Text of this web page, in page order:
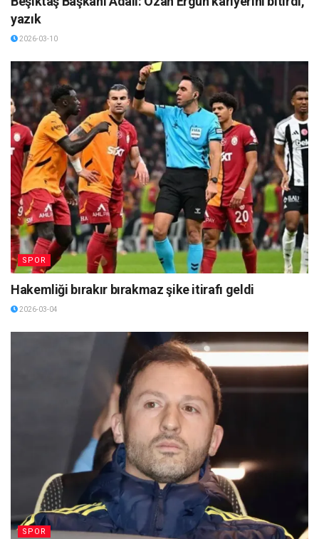
yazık
2026-03-10
SPOR
Hakemliği bırakır bırakmaz şike itirafı geldi
2026-03-04
SPOR